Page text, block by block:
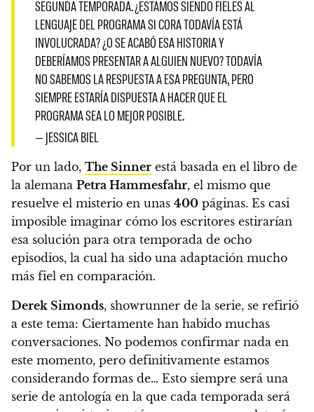
SEGUNDA TEMPORADA. ¿ESTAMOS SIENDO FIELES AL
LENGUAJE DEL PROGRAMA SI CORA TODAVÍA ESTÁ
INVOLUCRADA? ¿O SE ACABÓ ESA HISTORIA Y
DEBERÍAMOS PRESENTAR A ALGUIEN NUEVO? TODAVÍA
NO SABEMOS LA RESPUESTA A ESA PREGUNTA, PERO
SIEMPRE ESTARÍA DISPUESTA A HACER QUE EL
PROGRAMA SEA LO MEJOR POSIBLE.
— JESSICA BIEL
Por un lado, The Sinner está basada en el libro de
la alemana Petra Hammesfahr, el mismo que
resuelve el misterio en unas 400 páginas. Es casi
imposible imaginar cómo los escritores estirarían
esa solución para otra temporada de ocho
episodios, la cual ha sido una adaptación mucho
más fiel en comparación.
Derek Simonds, showrunner de la serie, se refirió
a este tema: Ciertamente han habido muchas
conversaciones. No podemos confirmar nada en
este momento, pero definitivamente estamos
considerando formas de… Esto siempre será una
serie de antología en la que cada temporada será